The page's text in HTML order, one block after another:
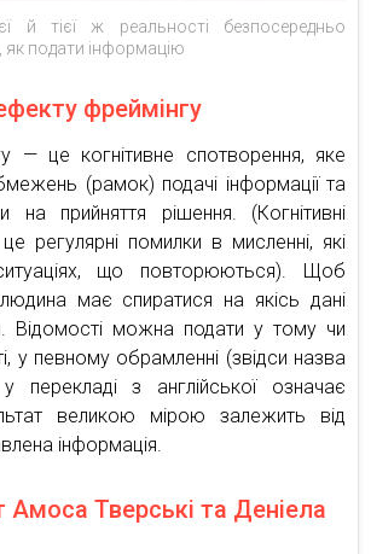
й тієї ж реальності безпосередньо
як подати інформацію
фреймінгу
— це когнітивне спотворення, яке
(рамок) подачі інформації та
на прийняття рішення. (Когнітивні
регулярні помилки в мисленні, які
що повторюються). Щоб
має спиратися на якісь дані
Відомості можна подати у тому чи
у певному обрамленні (звідси назва
перекладі з англійської означає
великою мірою залежить від
інформація.
Амоса Тверські та Деніела